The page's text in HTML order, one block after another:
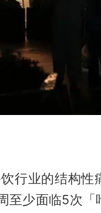
行业的结构性
至少面临5次「